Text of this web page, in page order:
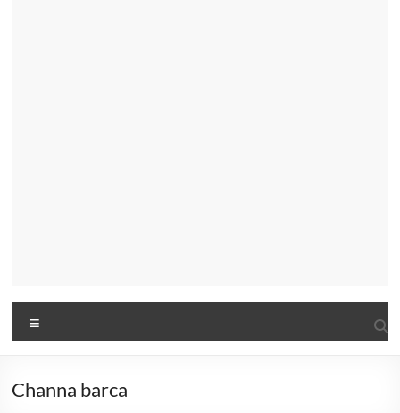
Channa barca